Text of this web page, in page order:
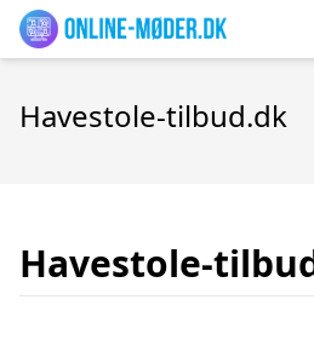
Havestole-tilbud.dk
Havestole-